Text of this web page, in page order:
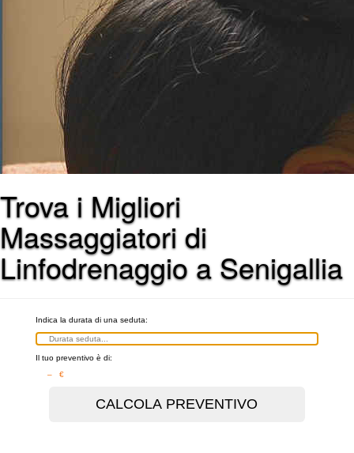
Trova i Migliori
Massaggiatori di
Linfodrenaggio a Senigallia
Indica la durata di una seduta:
Il tuo preventivo è di:
– €